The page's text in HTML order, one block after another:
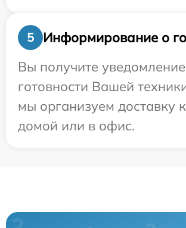
5
Информирование о
Вы получите
готовности Вашей
мы организуем доставку
домой или в офис.